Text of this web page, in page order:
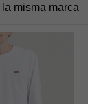
misma marca